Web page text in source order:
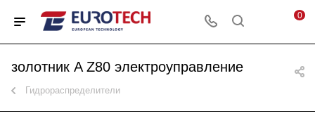
0
золотник A Z80 электроуправление
Гидрораспределители